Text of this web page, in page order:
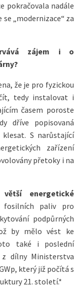
pokračovala nadále
„modernizace“ za
zájem i o
že je pro fyzickou
tedy instalovat i
časem poroste
dříve popisovaná
S narůstající
zařízení
přetoky i na
větší energetické
paliv pro
podpůrných
by mělo vést ke
také i poslední
z dílny Ministerstva
který již počítá s
21. století.*